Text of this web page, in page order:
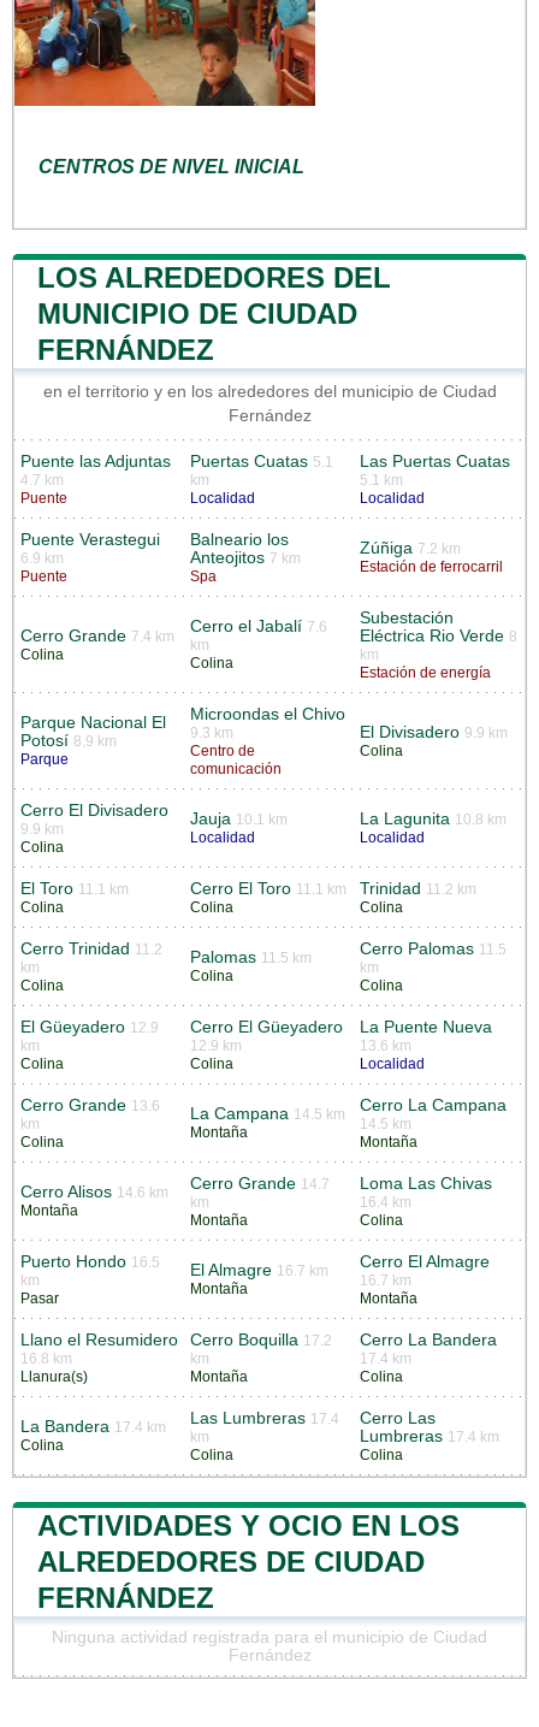
CENTROS DE NIVEL INICIAL
LOS ALREDEDORES DEL
MUNICIPIO DE CIUDAD
FERNÁNDEZ
en el territorio y en los alrededores del municipio de Ciudad
Fernández
Puente las Adjuntas
4.7 km
Puente
Puertas Cuatas 5.1
km
Localidad
Las Puertas Cuatas
5.1 km
Localidad
Puente Verastegui
6.9 km
Puente
Balneario los
Anteojitos 7 km
Spa
Zúñiga 7.2 km
Estación de ferrocarril
Cerro Grande 7.4 km
Colina
Cerro el Jabalí 7.6
km
Colina
Subestación
Eléctrica Rio Verde 8
km
Estación de energía
Parque Nacional El
Potosí 8.9 km
Parque
Microondas el Chivo
9.3 km
Centro de
comunicación
El Divisadero 9.9 km
Colina
Cerro El Divisadero
9.9 km
Colina
Jauja 10.1 km
Localidad
La Lagunita 10.8 km
Localidad
El Toro 11.1 km
Colina
Cerro El Toro 11.1 km
Colina
Trinidad 11.2 km
Colina
Cerro Trinidad 11.2
km
Colina
Palomas 11.5 km
Colina
Cerro Palomas 11.5
km
Colina
El Güeyadero 12.9
km
Colina
Cerro El Güeyadero
12.9 km
Colina
La Puente Nueva
13.6 km
Localidad
Cerro Grande 13.6
km
Colina
La Campana 14.5 km
Montaña
Cerro La Campana
14.5 km
Montaña
Cerro Alisos 14.6 km
Montaña
Cerro Grande 14.7
km
Montaña
Loma Las Chivas
16.4 km
Colina
Puerto Hondo 16.5
km
Pasar
El Almagre 16.7 km
Montaña
Cerro El Almagre
16.7 km
Montaña
Llano el Resumidero
16.8 km
Llanura(s)
Cerro Boquilla 17.2
km
Montaña
Cerro La Bandera
17.4 km
Colina
La Bandera 17.4 km
Colina
Las Lumbreras 17.4
km
Colina
Cerro Las
Lumbreras 17.4 km
Colina
ACTIVIDADES Y OCIO EN LOS
ALREDEDORES DE CIUDAD
FERNÁNDEZ
Ninguna actividad registrada para el municipio de Ciudad
Fernández